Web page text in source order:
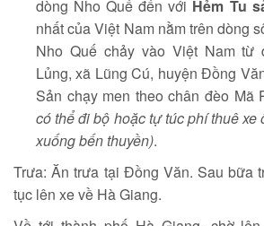
dòng Nho Quế đến với Hẻm Tu
nhất của Việt Nam nằm trên dòng
Nho Quế chảy vào Việt Nam từ
Lủng, xã Lũng Cú, huyện Đồng
Sản chạy men theo chân đèo Mã
có thể đi bộ hoặc tự túc phí thuê xe
xuống bến thuyền).
Trưa: Ăn trưa tại Đồng Văn. Sau bữa
tục lên xe về Hà Giang.